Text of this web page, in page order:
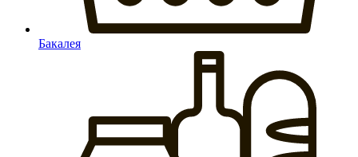
Бакалея